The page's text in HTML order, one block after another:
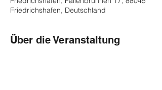
Friedrichshafen, Deutschland
Über die Veranstaltung